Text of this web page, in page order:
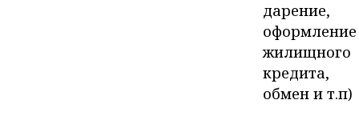
дарение,
оформление
жилищного
кредита,
обмен и т.п)